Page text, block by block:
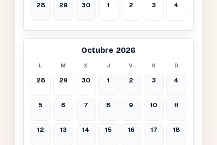
28 29 30 1 2 3 4
Octubre 2026
L M X J V S D
28 29 30 1 2 3 4
5 6 7 8 9 10 11
12 13 14 15 16 17 18